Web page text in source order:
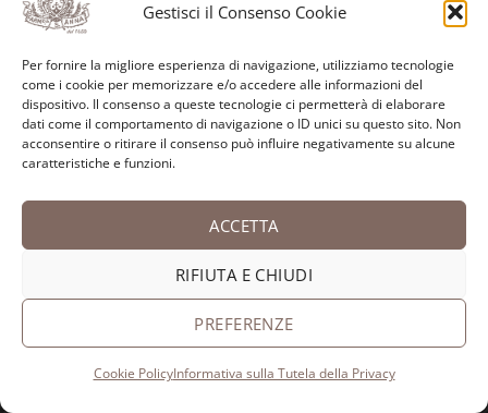
Gestisci il Consenso Cookie
Per fornire la migliore esperienza di navigazione, utilizziamo tecnologie
come i cookie per memorizzare e/o accedere alle informazioni del
dispositivo. Il consenso a queste tecnologie ci permetterà di elaborare
dati come il comportamento di navigazione o ID unici su questo sito. Non
acconsentire o ritirare il consenso può influire negativamente su alcune
caratteristiche e funzioni.
ACCETTA
RIFIUTA E CHIUDI
PREFERENZE
Cookie PolicyInformativa sulla Tutela della Privacy
Piazza S. Anna, 8
16125 Genova (Italy)
Tel. 010 25 13 285
info@erboristeriadeifrati.it
Pec:erboristeriadeifrati@pec.it
Reg. imprese 73188